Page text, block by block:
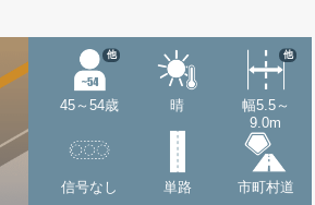
45～54歳
他
晴
幅5.5～
9.0m
他
信号なし 単路 市町村道